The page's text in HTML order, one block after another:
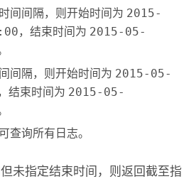
间间隔，则开始时间为 2015-
，结束时间为 2015-05-
间隔，则开始时间为 2015-05-
结束时间为 2015-05-
查询所有日志。
未指定结束时间，则返回截至指